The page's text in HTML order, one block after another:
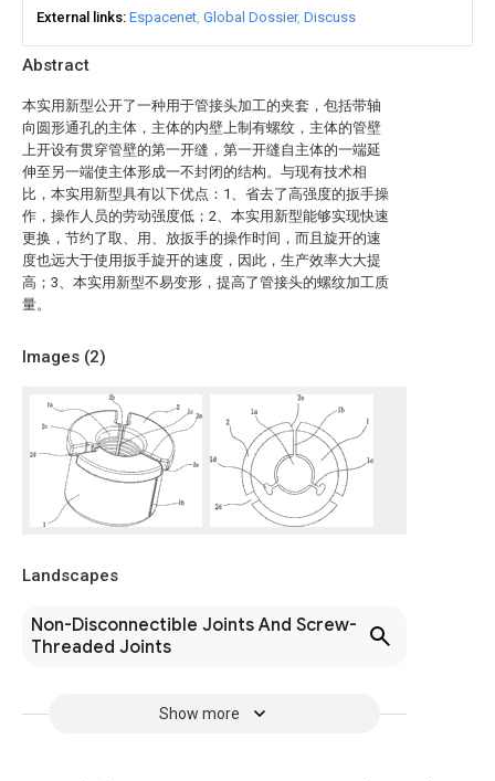
Abstract
本实用新型公开了一种用于管接头加工的夹套，包括带轴
向圆形通孔的主体，主体的内壁上制有螺纹，主体的管壁
上开设有贯穿管壁的第一开缝，第一开缝自主体的一端延
伸至另一端使主体形成一不封闭的结构。与现有技术相
比，本实用新型具有以下优点：1、省去了高强度的扳手操
作，操作人员的劳动强度低；2、本实用新型能够实现快速
更换，节约了取、用、放扳手的操作时间，而且旋开的速
度也远大于使用扳手旋开的速度，因此，生产效率大大提
高；3、本实用新型不易变形，提高了管接头的螺纹加工质
量。
Images (2)
Landscapes
Non-Disconnectible Joints And Screw-
Threaded Joints
Show more
External links Espacenet Global Dossier Discuss